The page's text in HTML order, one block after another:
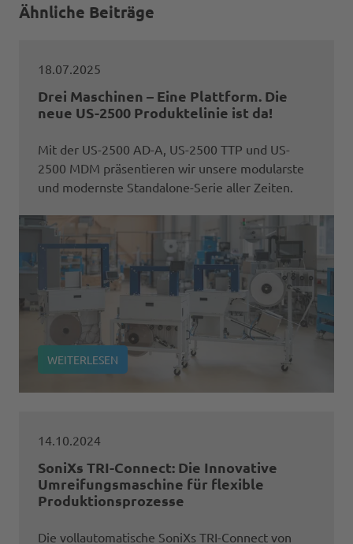
Ähnliche Beiträge
18.07.2025
Drei Maschinen – Eine Plattform. Die
neue US-2500 Produktelinie ist da!
Mit der US-2500 AD-A, US-2500 TTP und US-
2500 MDM präsentieren wir unsere modularste
und modernste Standalone-Serie aller Zeiten.
WEITERLESEN
14.10.2024
SoniXs TRI-Connect: Die Innovative
Umreifungsmaschine für flexible
Produktionsprozesse
Die vollautomatische SoniXs TRI-Connect von